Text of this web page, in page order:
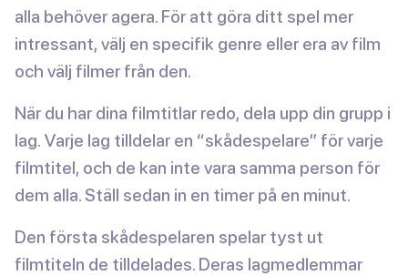
alla behöver agera. För att göra ditt spel mer
intressant, välj en specifik genre eller era av film
och välj filmer från den.
När du har dina filmtitlar redo, dela upp din grupp i
lag. Varje lag tilldelar en “skådespelare” för varje
filmtitel, och de kan inte vara samma person för
dem alla. Ställ sedan in en timer på en minut.
Den första skådespelaren spelar tyst ut
filmtiteln de tilldelades. Deras lagmedlemmar